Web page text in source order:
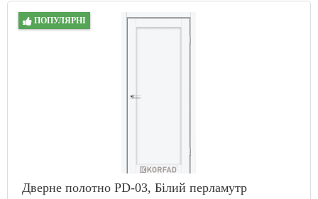
ПОПУЛЯРНІ
Дверне полотно PD-03, Білий перламутр